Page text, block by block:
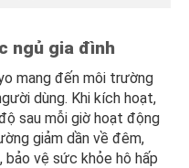
ngủ gia đình
mang đến môi trường
dùng. Khi kích hoạt,
sau mỗi giờ hoạt động
giảm dần về đêm,
vệ sức khỏe hô hấp